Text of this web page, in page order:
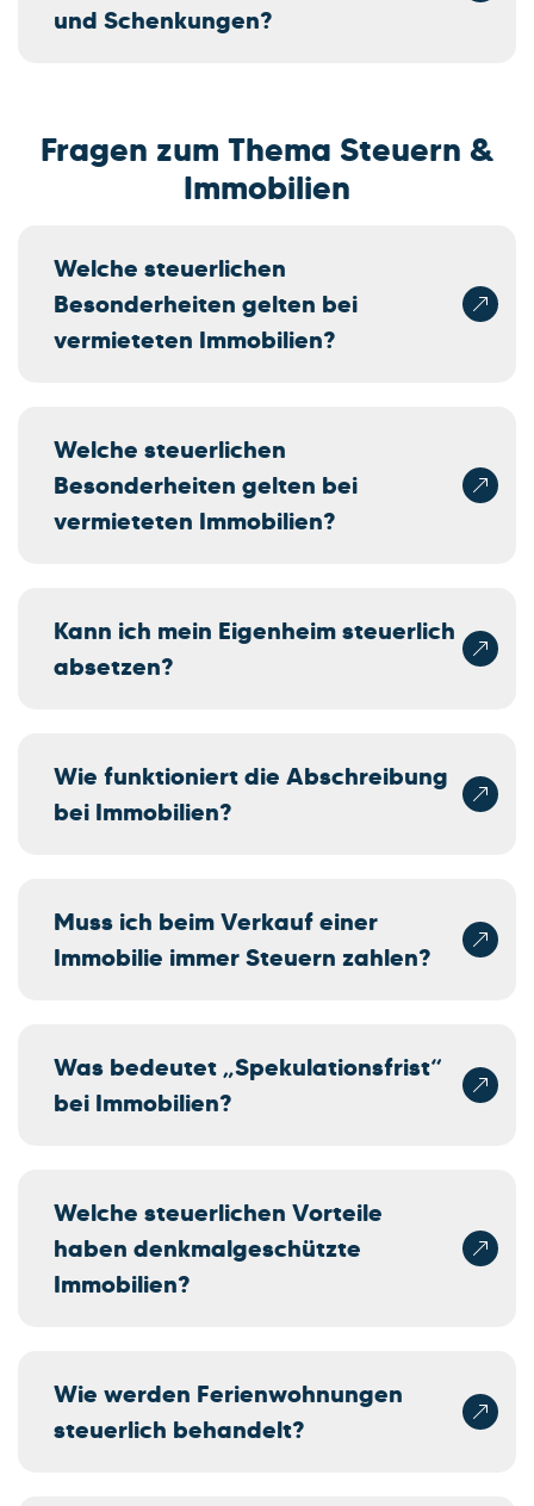
und Schenkungen?
Fragen zum Thema Steuern &
Immobilien
Welche steuerlichen
Besonderheiten gelten bei
vermieteten Immobilien?
Welche steuerlichen
Besonderheiten gelten bei
vermieteten Immobilien?
Kann ich mein Eigenheim steuerlich
absetzen?
Wie funktioniert die Abschreibung
bei Immobilien?
Muss ich beim Verkauf einer
Immobilie immer Steuern zahlen?
Was bedeutet „Spekulationsfrist“
bei Immobilien?
Welche steuerlichen Vorteile
haben denkmalgeschützte
Immobilien?
Wie werden Ferienwohnungen
steuerlich behandelt?